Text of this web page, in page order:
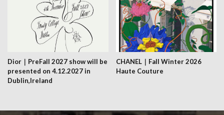
Dior｜PreFall 2027 show will be
presented on 4.12.2027 in
Dublin,Ireland
CHANEL｜Fall Winter 2026
Haute Couture